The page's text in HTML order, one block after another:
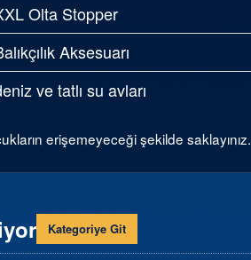
Olta Stopper
Aksesuarı
ve tatlı su avları
erişemeyeceği şekilde saklayınız.
Kategoriye Git